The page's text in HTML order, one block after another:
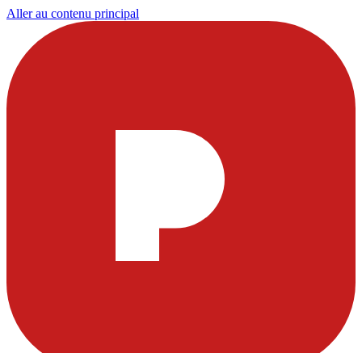
Aller au contenu principal